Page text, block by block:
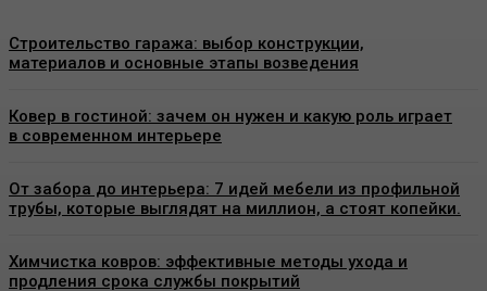
Строительство гаража: выбор конструкции,
материалов и основные этапы возведения
Ковер в гостиной: зачем он нужен и какую роль играет
в современном интерьере
От забора до интерьера: 7 идей мебели из профильной
трубы, которые выглядят на миллион, а стоят копейки.
Химчистка ковров: эффективные методы ухода и
продления срока службы покрытий